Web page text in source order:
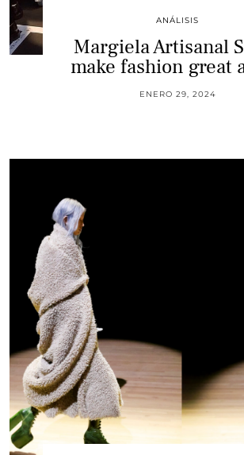
ANÁLISIS
Margiela Artisanal
make fashion great
ENERO 29, 2024